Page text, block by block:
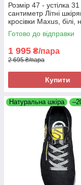
Розмір 47 - устілка 31
сантиметр Літні
кросівки Maxus, білі,
підошві з піни, легкі та
Готово до відправки
1 995 ₴/пара
2 695 ₴/пара
Купити
Натуральна шкіра